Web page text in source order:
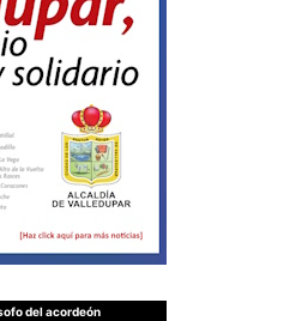
del acordeón